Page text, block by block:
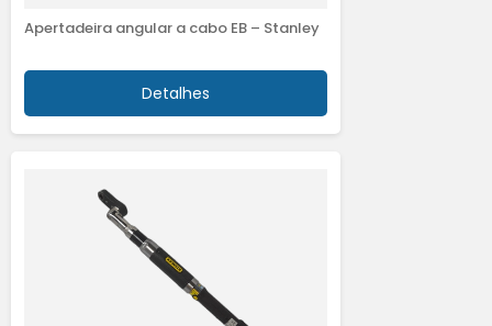
Apertadeira angular a cabo EB – Stanley
Detalhes